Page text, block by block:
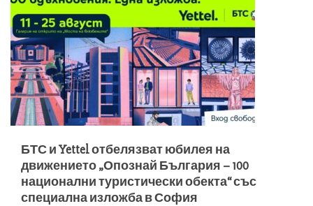
БТС и Yettel отбелязват юбилея на
движението „Опознай България – 100
национални туристически обекта“ със
специална изложба в София